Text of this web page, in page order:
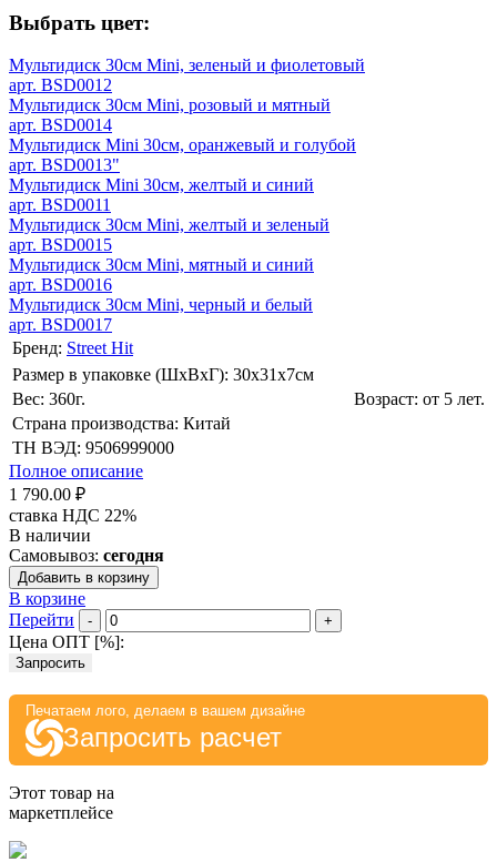
Выбрать цвет:
Мультидиск 30см Mini, зеленый и фиолетовый
арт. BSD0012
Мультидиск 30см Mini, розовый и мятный
арт. BSD0014
Мультидиск Mini 30см, оранжевый и голубой
арт. BSD0013"
Мультидиск Mini 30см, желтый и синий
арт. BSD0011
Мультидиск 30см Mini, желтый и зеленый
арт. BSD0015
Мультидиск 30см Mini, мятный и синий
арт. BSD0016
Мультидиск 30см Mini, черный и белый
арт. BSD0017
Бренд: Street Hit
Размер в упаковке (ШхВxГ): 30х31х7cм
Вес: 360г.
Возраст: от 5 лет.
Страна производства: Китай
ТН ВЭД: 9506999000
Полное описание
1 790.00 ₽
ставка НДС 22%
В наличии
Самовывоз: сегодня
Добавить в корзину
В корзине
Перейти
- +
Цена ОПТ [%]:
Запросить
Печатаем лого, делаем в вашем дизайне
Запросить расчет
Этот товар на
маркетплейсе